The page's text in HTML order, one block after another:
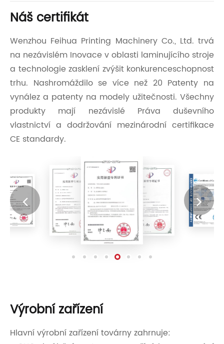
Náš certifikát
Wenzhou Feihua Printing Machinery Co., Ltd. trvá
na nezávislém Inovace v oblasti laminujícího stroje
a technologie zasklení zvýšit konkurenceschopnost
trhu. Nashromáždilo se více než 20 Patenty na
vynález a patenty na modely užitečnosti. Všechny
produkty mají nezávislé Práva duševního
vlastnictví a dodržování mezinárodní certifikace
CE standardy.
Výrobní zařízení
Hlavní výrobní zařízení továrny zahrnuje: